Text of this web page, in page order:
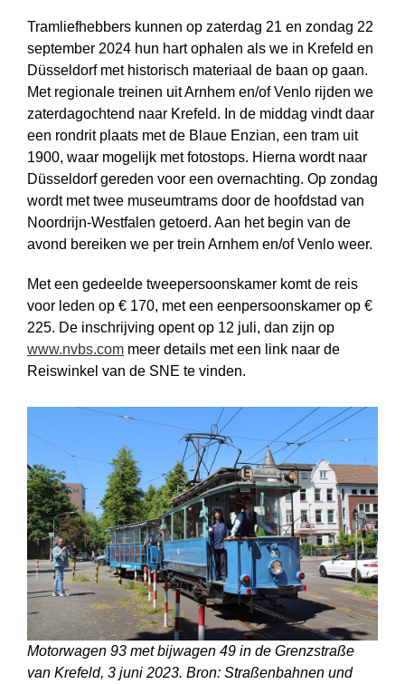
Tramliefhebbers kunnen op zaterdag 21 en zondag 22
september 2024 hun hart ophalen als we in Krefeld en
Düsseldorf met historisch materiaal de baan op gaan.
Met regionale treinen uit Arnhem en/of Venlo rijden we
zaterdagochtend naar Krefeld. In de middag vindt daar
een rondrit plaats met de Blaue Enzian, een tram uit
1900, waar mogelijk met fotostops. Hierna wordt naar
Düsseldorf gereden voor een overnachting. Op zondag
wordt met twee museumtrams door de hoofdstad van
Noordrijn-Westfalen getoerd. Aan het begin van de
avond bereiken we per trein Arnhem en/of Venlo weer.
Met een gedeelde tweepersoonskamer komt de reis
voor leden op € 170, met een eenpersoonskamer op €
225. De inschrijving opent op 12 juli, dan zijn op
www.nvbs.com meer details met een link naar de
Reiswinkel van de SNE te vinden.
Motorwagen 93 met bijwagen 49 in de Grenzstraße
van Krefeld, 3 juni 2023. Bron: Straßenbahnen und